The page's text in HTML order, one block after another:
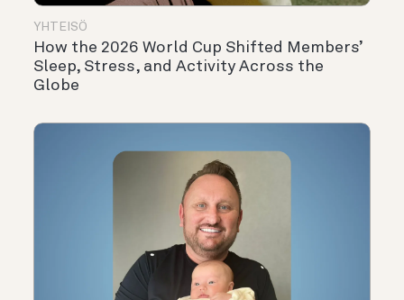
YHTEISÖ
How the 2026 World Cup Shifted Members’
Sleep, Stress, and Activity Across the
Globe